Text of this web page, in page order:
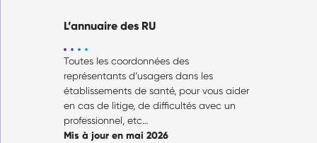
L’annuaire des RU
Toutes les coordonnées des
représentants d’usagers dans les
établissements de santé, pour vous aider
en cas de litige, de difficultés avec un
professionnel, etc…
Mis à jour en mai 2026